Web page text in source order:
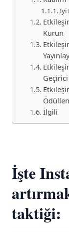
İyi
Kurun
İlgili
İşte
taktiği: